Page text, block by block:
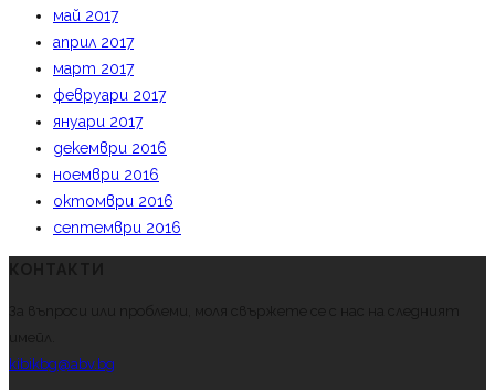
май 2017
април 2017
март 2017
февруари 2017
януари 2017
декември 2016
ноември 2016
октомври 2016
септември 2016
За въпроси или проблеми, моля свържете се с нас на следният
имейл.
kibikbg@abv.bg